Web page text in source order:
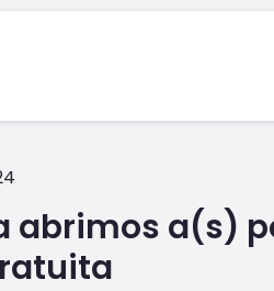
abrimos a(s)